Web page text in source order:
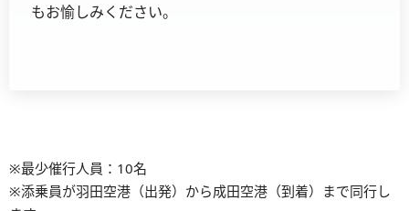
もお愉しみください。
※最少催行人員：10名
※添乗員が羽田空港（出発）から成田空港（到着）まで同行し